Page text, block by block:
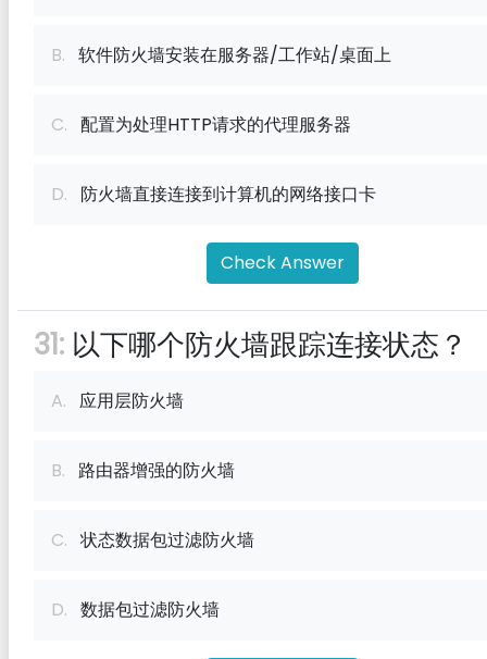
B. 软件防火墙安装在服务器/工作站/桌面上
C. 配置为处理HTTP请求的代理服务器
D. 防火墙直接连接到计算机的网络接口卡
Check Answer
31: 以下哪个防火墙跟踪连接状态？
A. 应用层防火墙
B. 路由器增强的防火墙
C. 状态数据包过滤防火墙
D. 数据包过滤防火墙